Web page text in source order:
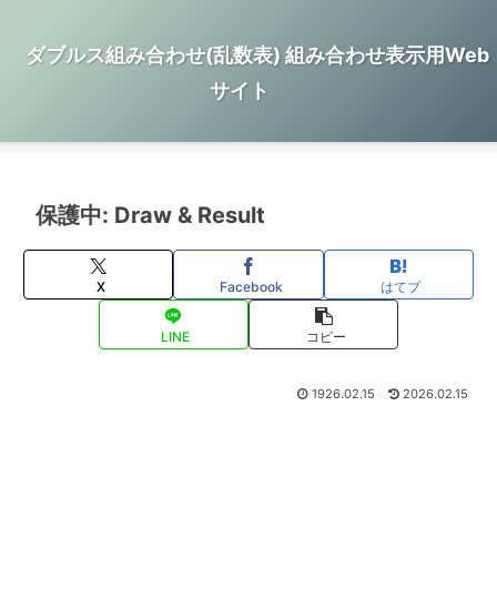
ダブルス組み合わせ(乱数表) 組み合わせ表示用Web
サイト
保護中: Draw & Result
X Facebook はてブ
LINE コピー
1926.02.15 2026.02.15